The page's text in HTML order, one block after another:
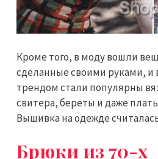
Кроме того, в моду вошли
сделанные своими руками, и
трендом стали популярны
свитера, береты и даже
Вышивка на одежде
Брюки из 70-х